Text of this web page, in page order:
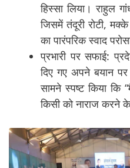
हिस्सा लिया। राहुल
जिसमें तंदूरी रोटी,
का पारंपरिक स्वाद
प्रभारी पर सफाई:
दिए गए अपने बयान
सामने स्पष्ट किया कि
किसी को नाराज करने